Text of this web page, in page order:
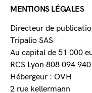
MENTIONS LÉGALES
Directeur de
Tripalio SAS
Au capital de 51 000
RCS Lyon 808 094 940
Hébergeur : OVH
2 rue kellermann